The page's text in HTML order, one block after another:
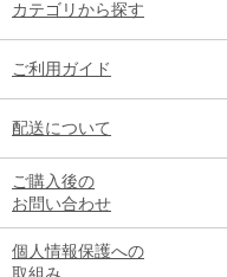
カテゴリから探す
ご利用ガイド
配送について
ご購入後の
お問い合わせ
個人情報保護への